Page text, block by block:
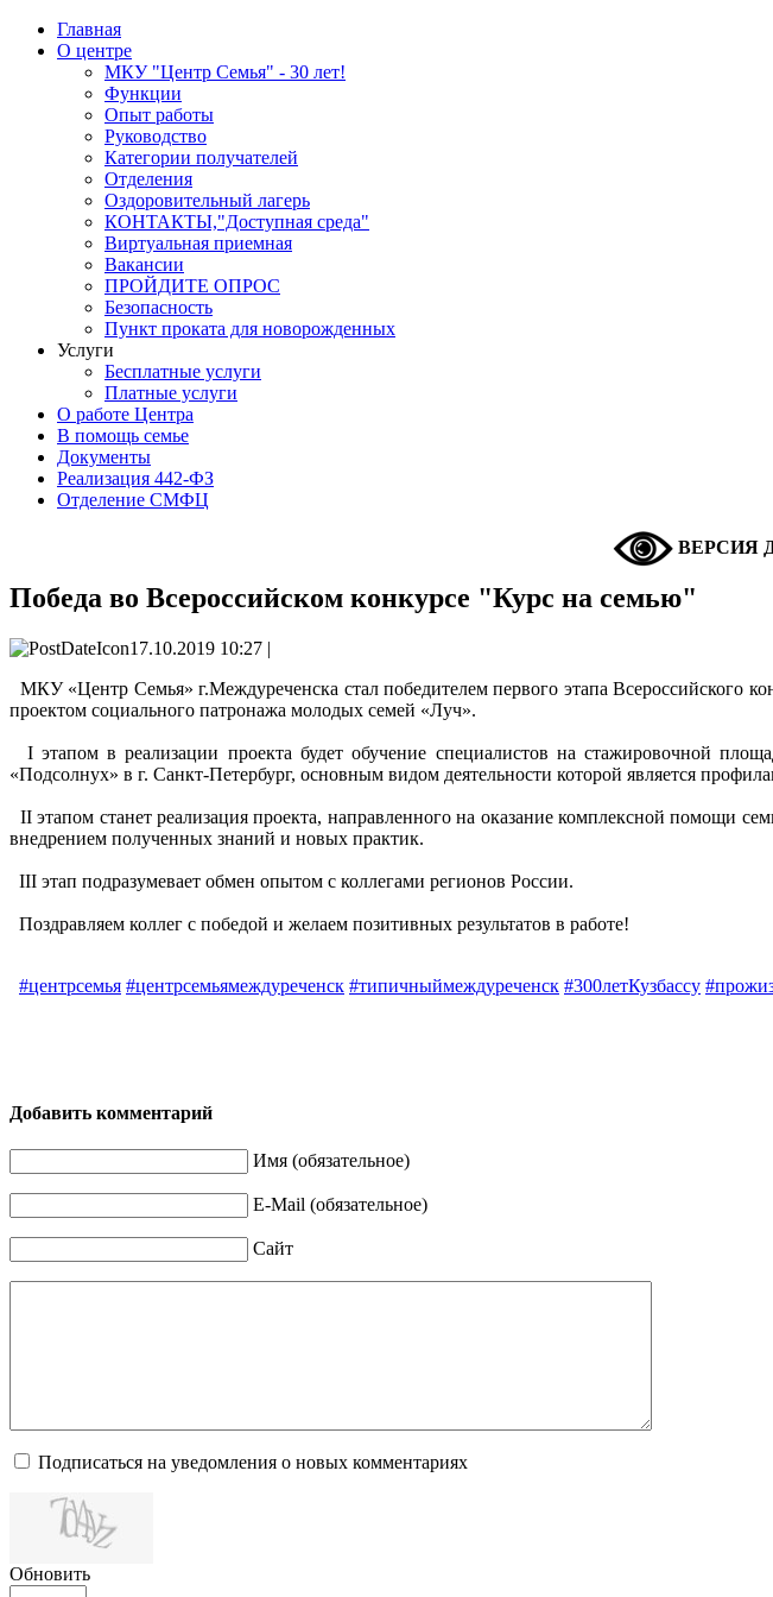
Главная
О центре
МКУ "Центр Семья" - 30 лет!
Функции
Опыт работы
Руководство
Категории получателей
Отделения
Оздоровительный лагерь
КОНТАКТЫ,"Доступная среда"
Виртуальная приемная
Вакансии
ПРОЙДИТЕ ОПРОС
Безопасность
Пункт проката для новорожденных
Услуги
Бесплатные услуги
Платные услуги
О работе Центра
В помощь семье
Документы
Реализация 442-ФЗ
Отделение СМФЦ
ВЕРСИЯ
Победа во Всероссийском конкурсе "Курс на семью"
17.10.2019 10:27 |
МКУ «Центр Семья» г.Междуреченска стал победителем первого этапа Всероссийского
проектом социального патронажа молодых семей «Луч».
I этапом в реализации проекта будет обучение специалистов на стажировочной
«Подсолнух» в г. Санкт-Петербург, основным видом деятельности которой является
II этапом станет реализация проекта, направленного на оказание комплексной помощи
внедрением полученных знаний и новых практик.
III этап подразумевает обмен опытом с коллегами регионов России.
Поздравляем коллег с победой и желаем позитивных результатов в работе!
#центрсемья #центрсемьямеждуреченск #типичныймеждуреченск #300летКузбассу
Добавить комментарий
Имя (обязательное)
E-Mail (обязательное)
Сайт
Подписаться на уведомления о новых комментариях
Обновить